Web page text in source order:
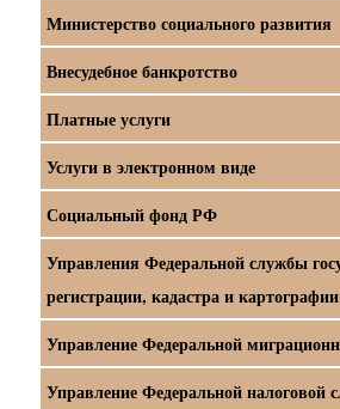
Министерство социального развития
Внесудебное банкротство
Платные услуги
Услуги в электронном виде
Социальный фонд РФ
Управления Федеральной службы
регистрации, кадастра и
Управление Федеральной
Управление Федеральной